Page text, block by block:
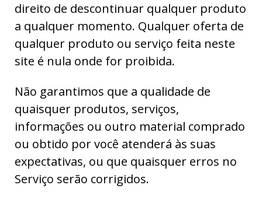
direito de descontinuar qualquer produto
a qualquer momento. Qualquer oferta de
qualquer produto ou serviço feita neste
site é nula onde for proibida.
Não garantimos que a qualidade de
quaisquer produtos, serviços,
informações ou outro material comprado
ou obtido por você atenderá às suas
expectativas, ou que quaisquer erros no
Serviço serão corrigidos.